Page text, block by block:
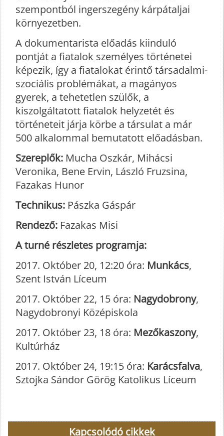
szempontból ingerszegény kárpátaljai
környezetben.
A dokumentarista előadás kiinduló
pontját a fiatalok személyes történetei
képezik, így a fiatalokat érintő társadalmi-
szociális problémákat, a magányos
gyerek, a tehetetlen szülők, a
kiszolgáltatott fiatalok helyzetét és
történeteit járja körbe a társulat a már
500 alkalommal bemutatott előadásban.
Szereplők: Mucha Oszkár, Mihácsi
Veronika, Bene Ervin, László Fruzsina,
Fazakas Hunor
Technikus: Pászka Gáspár
Rendező: Fazakas Misi
A turné részletes programja:
2017. Október 20, 12:20 óra: Munkács,
Szent István Líceum
2017. Október 22, 15 óra: Nagydobrony,
Nagydobronyi Középiskola
2017. Október 23, 18 óra: Mezőkaszony,
Kultúrház
2017. Október 24, 19:15 óra: Karácsfalva,
Sztojka Sándor Görög Katolikus Líceum
Kapcsolódó cikkek